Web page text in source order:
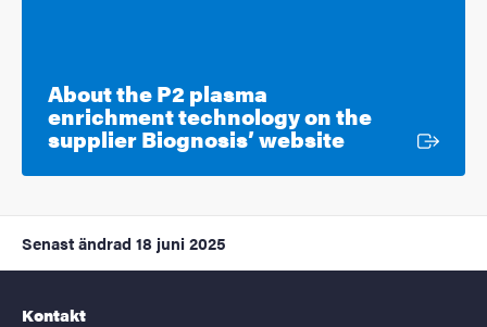
About the P2 plasma
enrichment technology on the
supplier Biognosis’ websiteExtern länk
Senast ändrad 18 juni 2025
Kontakt